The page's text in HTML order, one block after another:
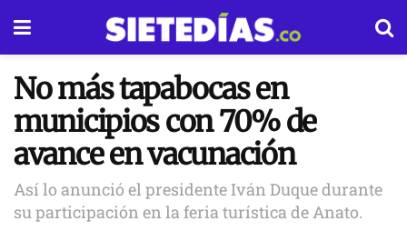
No más tapabocas en
municipios con 70% de
avance en vacunación
Así lo anunció el presidente Iván Duque durante
su participación en la feria turística de Anato.